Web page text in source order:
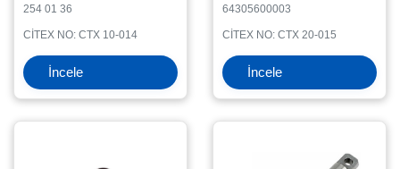
254 01 36
CİTEX NO: CTX 10-014
İncele
64305600003
CİTEX NO: CTX 20-015
İncele